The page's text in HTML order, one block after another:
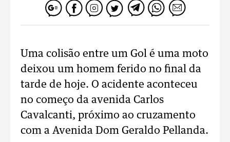
Uma colisão entre um Gol é uma moto
deixou um homem ferido no final da
tarde de hoje. O acidente aconteceu
no começo da avenida Carlos
Cavalcanti, próximo ao cruzamento
com a Avenida Dom Geraldo Pellanda.